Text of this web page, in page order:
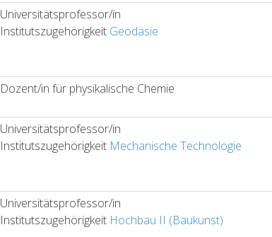
Universitätsprofessor/in
Institutszugehörigkeit Geodäsie
Dozent/in für physikalische Chemie
Universitätsprofessor/in
Institutszugehörigkeit Mechanische Technologie
Universitätsprofessor/in
Institutszugehörigkeit Hochbau II (Baukunst)